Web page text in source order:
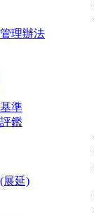
理辦法
準
鑑
展延)